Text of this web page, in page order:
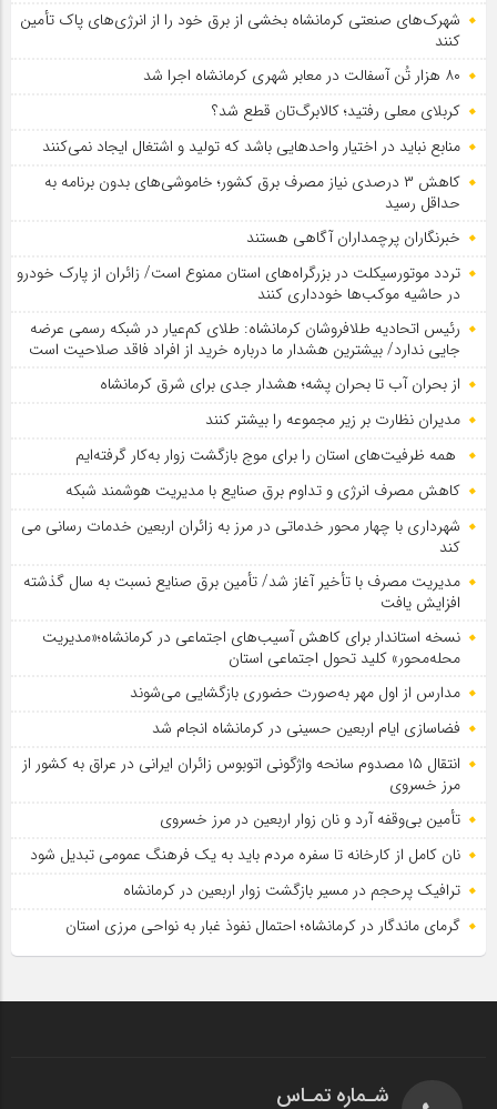
شهرک‌های صنعتی کرمانشاه بخشی از برق خود را از انرژی‌های پاک تأمین
کنند
۸۰ هزار تُن آسفالت در معابر شهری کرمانشاه اجرا شد
کربلای معلی رفتید؛ کالابرگ‌تان قطع شد؟
منابع نباید در اختیار واحدهایی باشد که تولید و اشتغال ایجاد نمی‌کنند
کاهش ۳ درصدی نیاز مصرف برق کشور؛ خاموشی‌های بدون برنامه به
حداقل رسید
خبرنگاران پرچمداران آگاهی هستند
تردد موتورسیکلت در بزرگراه‌های استان ممنوع است/ زائران از پارک خودرو
در حاشیه موکب‌ها خودداری کنند
رئیس اتحادیه طلافروشان کرمانشاه: طلای کم‌عیار در شبکه رسمی عرضه
جایی ندارد/ بیشترین هشدار ما درباره خرید از افراد فاقد صلاحیت است
از بحران آب تا بحران پشه؛ هشدار جدی برای شرق کرمانشاه
مدیران نظارت بر زیر مجموعه را بیشتر کنند
همه ظرفیت‌های استان را برای موج بازگشت زوار به‌کار گرفته‌ایم
کاهش مصرف انرژی و تداوم برق صنایع با مدیریت هوشمند شبکه
شهرداری با چهار محور خدماتی در مرز به زائران اربعین خدمات رسانی می
کند
مدیریت مصرف با تأخیر آغاز شد/ تأمین برق صنایع نسبت به سال گذشته
افزایش یافت
نسخه استاندار برای کاهش آسیب‌های اجتماعی در کرمانشاه؛«مدیریت
محله‌محور» کلید تحول اجتماعی استان
مدارس از اول مهر به‌صورت حضوری بازگشایی می‌شوند
فضاسازی ایام اربعین حسینی در کرمانشاه انجام شد
انتقال ۱۵ مصدوم سانحه واژگونی اتوبوس زائران ایرانی در عراق به کشور از
مرز خسروی
تأمین بی‌وقفه آرد و نان زوار اربعین در مرز خسروی
نان کامل از کارخانه تا سفره مردم باید به یک فرهنگ عمومی تبدیل شود
ترافیک پرحجم در مسیر بازگشت زوار اربعین در کرمانشاه
گرمای ماندگار در کرمانشاه؛ احتمال نفوذ غبار به نواحی مرزی استان
شـماره تمـاس